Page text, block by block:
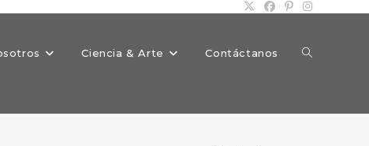
Ciencia & Arte Contáctanos Alternar